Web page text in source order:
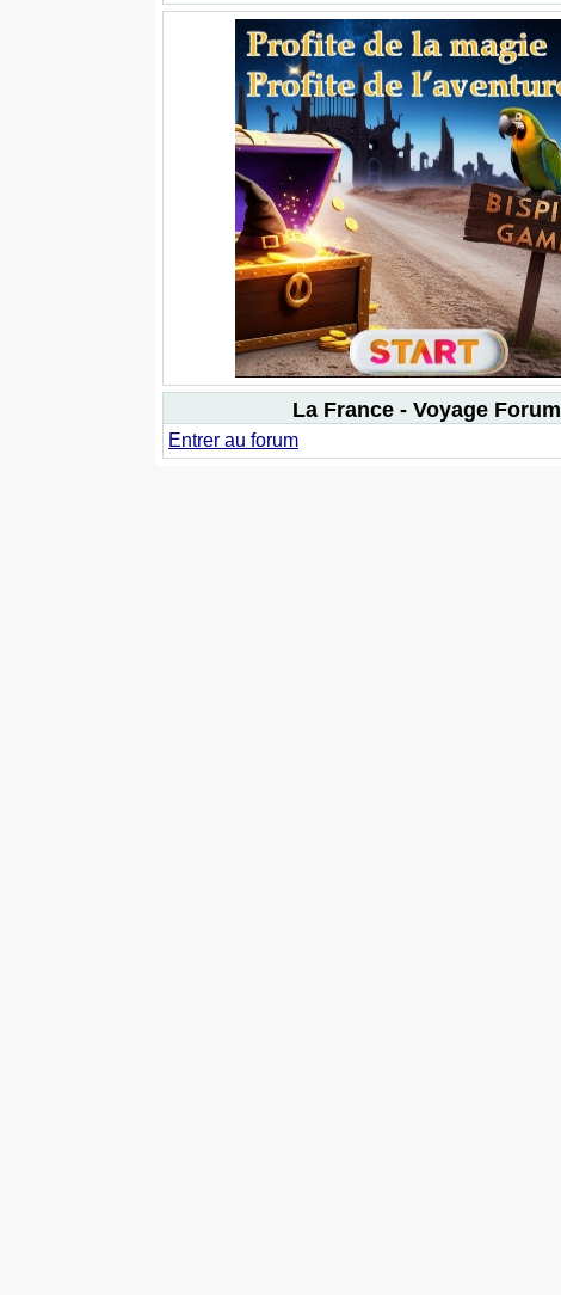
La France - Voyage Forum
Entrer au forum